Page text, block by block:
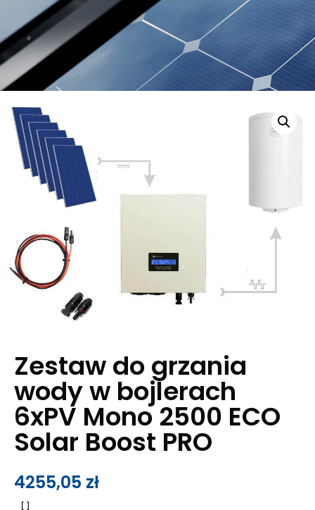
Zestaw do grzania
wody w bojlerach
6xPV Mono 2500 ECO
Solar Boost PRO
4255,05 zł